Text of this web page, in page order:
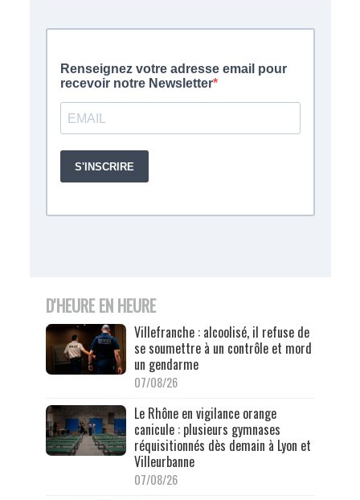
D'HEURE EN HEURE
Villefranche : alcoolisé, il refuse de
se soumettre à un contrôle et mord
un gendarme
07/08/26
Le Rhône en vigilance orange
canicule : plusieurs gymnases
réquisitionnés dès demain à Lyon et
Villeurbanne
07/08/26